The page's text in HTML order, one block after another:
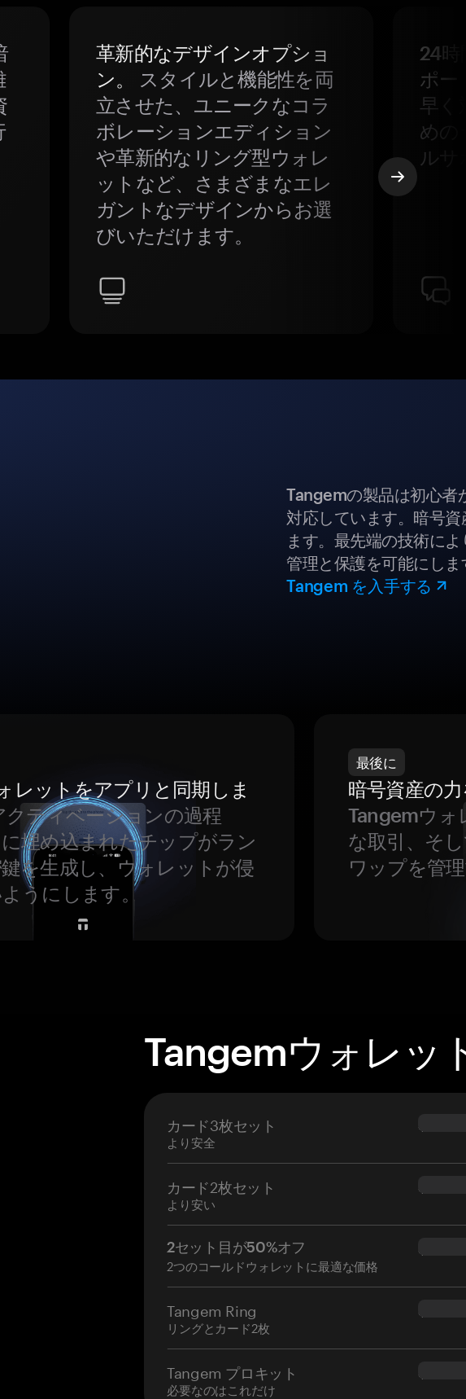
革新的なデザインオプショ
ン。
スタイルと機能性を両
立させた、ユニークなコラ
ボレーションエディション
や革新的なリング型ウォレ
ットなど、さまざまなエレ
ガントなデザインからお選
びいただけます。
24
ポー
早く
めの
ルサ
Tangemの製品は初心者
対応しています。暗号
ます。最先端の技術に
管理と保護を可能にしま
Tangem を入手する
レットをアプリと同期しま
クティベーションの過程
埋め込まれたチップがラン
を生成し、ウォレットが侵
うにします。
最後に
暗号資産の
Tangemウォ
な取引、そ
ワップを管
Tangemウォレッ
カード3枚セット
より安全
$69.90
カード2枚セット
より安い
$54.90
2セット目が50%オフ
2つのコールドウォレットに最適な価格
$34.95
Tangem Ring
リングとカード2枚
Tangem プロキット
必要なのはこれだけ